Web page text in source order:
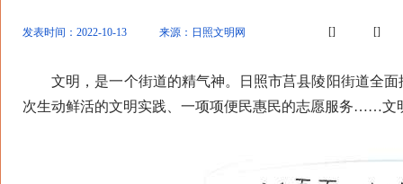
发表时间：2022-10-13 来源：日照文明网 [] []
文明，是一个街道的精气神。日照市莒县陵阳街道全面
次生动鲜活的文明实践、一项项便民惠民的志愿服务……文